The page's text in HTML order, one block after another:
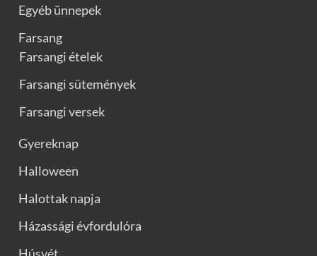
Egyéb ünnepek
Farsang
Farsangi ételek
Farsangi sütemények
Farsangi versek
Gyereknap
Halloween
Halottak napja
Házassági évfordulóra